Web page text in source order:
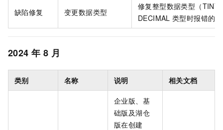
缺陷修复 变更数据类型
修复整型数据类型（
DECIMAL 类型时报错的
2024 年 8 月
类别 名称 说明 相关文档
企业版、基
础版及湖仓
版在创建